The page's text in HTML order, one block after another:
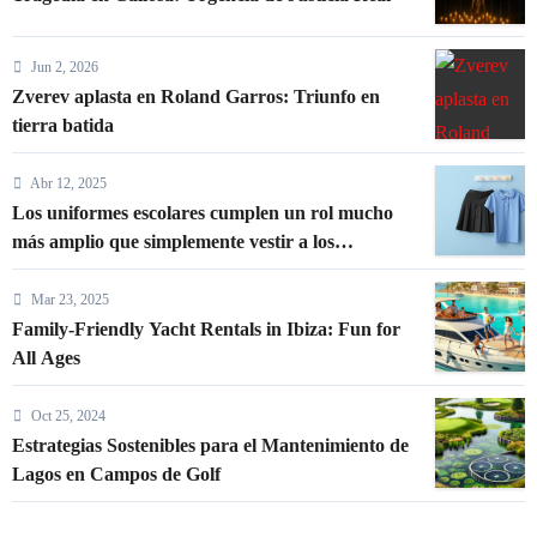
Jun 2, 2026
Zverev aplasta en Roland Garros: Triunfo en
tierra batida
Abr 12, 2025
Los uniformes escolares cumplen un rol mucho
más amplio que simplemente vestir a los
estudiantes. Son una herramienta poderosa de
cohesión, identidad y proyección institucional. En
KAIXER, ofrecemos soluciones de uniformidad
escolar personalizada que permiten a los centros
educativos diferenciarse con estilo y
funcionalidad.
Mar 23, 2025
Family-Friendly Yacht Rentals in Ibiza: Fun for
All Ages
Oct 25, 2024
Estrategias Sostenibles para el Mantenimiento de
Lagos en Campos de Golf